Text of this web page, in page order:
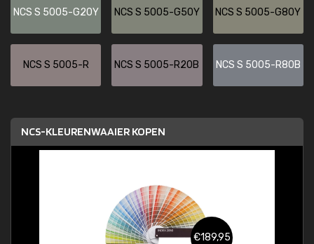
NCS S 5005-G20Y NCS S 5005-G50Y NCS S 5005-G80Y
NCS S 5005-R NCS S 5005-R20B NCS S 5005-R80B
NCS-KLEURENWAAIER KOPEN
€189,95